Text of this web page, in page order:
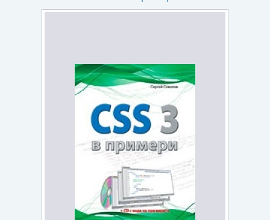
Електронни книги